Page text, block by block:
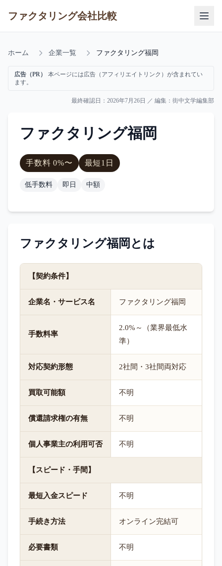
ファクタリング会社比較
ホーム 企業一覧 ファクタリング福岡
広告（PR）
本ページには広告（アフィリエイトリンク）が含まれてい
ます。
最終確認日： 2026年7月26日 ／ 編集： 街中文学編集部
ファクタリング福岡
手数料0%〜 最短1日
低手数料 即日 中額
ファクタリング福岡 とは
【契約条件】
企業名・サービス名 ファクタリング福岡
手数料率
2.0%～（業界最低水
準）
対応契約形態 2社間・3社間両対応
買取可能額 不明
償還請求権の有無 不明
個人事業主の利用可否 不明
【スピード・手間】
最短入金スピード 不明
手続き方法 オンライン完結可
必要書類 不明